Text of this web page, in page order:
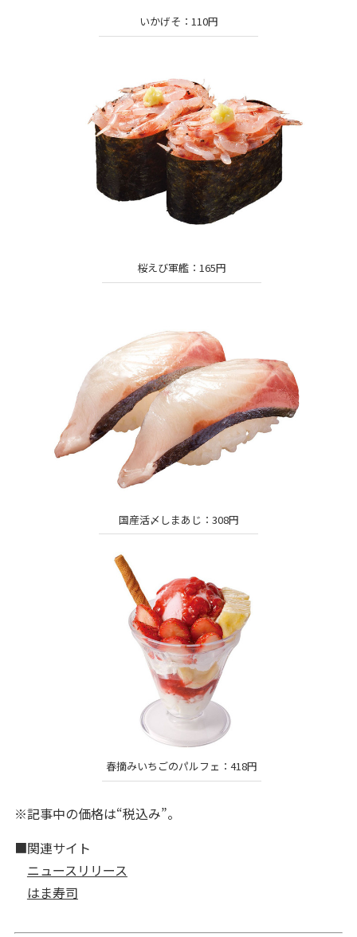
いかげそ：110円
桜えび軍艦：165円
国産活〆しまあじ：308円
春摘みいちごのパルフェ：418円
※記事中の価格は“税込み”。
■関連サイト
ニュースリリース
はま寿司